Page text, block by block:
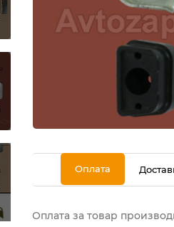
Оплата
Оплата за товар